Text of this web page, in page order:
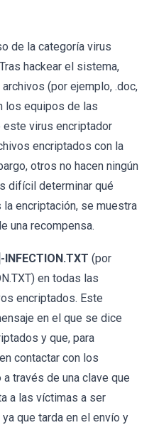
de la categoría virus
hackear el sistema,
(por ejemplo, .doc,
los equipos de las
este virus encriptador
encriptados con la
otros no hacen ningún
difícil determinar qué
encriptación, se muestra
una recompensa.
INFECTION.TXT (por
en todas las
encriptados. Este
en el que se dice
y que, para
contactar con los
través de una clave que
a las víctimas a ser
que tarda en el envío y